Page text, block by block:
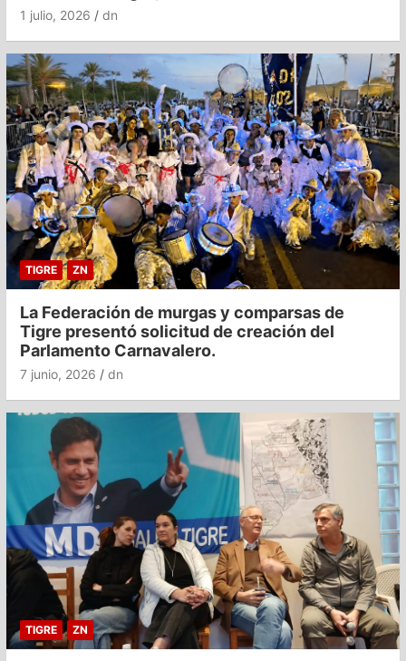
1 julio, 2026 dn
TIGRE ZN
La Federación de murgas y comparsas de
Tigre presentó solicitud de creación del
Parlamento Carnavalero.
7 junio, 2026 dn
TIGRE ZN